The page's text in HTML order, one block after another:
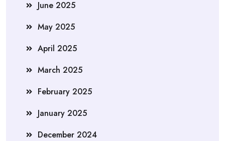
June 2025
May 2025
April 2025
March 2025
February 2025
January 2025
December 2024